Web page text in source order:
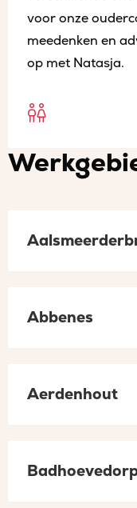
voor onze
meedenken en
op met Natasja.
Open
sociaal
een
Abbenes
Aerdenhout